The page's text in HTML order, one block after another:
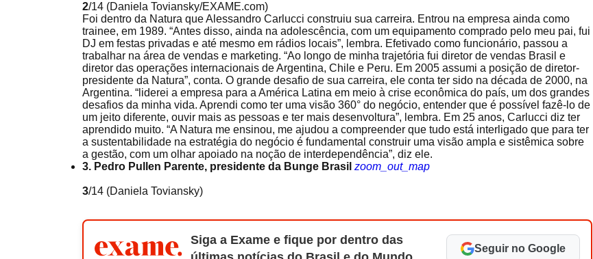
2/14 (Daniela Toviansky/EXAME.com)
Foi dentro da Natura que Alessandro Carlucci construiu sua carreira. Entrou na empresa ainda como
trainee, em 1989. “Antes disso, ainda na adolescência, com um equipamento comprado pelo meu pai, fui
DJ em festas privadas e até mesmo em rádios locais”, lembra. Efetivado como funcionário, passou a
trabalhar na área de vendas e marketing. “Ao longo de minha trajetória fui diretor de vendas Brasil e
diretor das operações internacionais de Argentina, Chile e Peru. Em 2005 assumi a posição de diretor-
presidente da Natura”, conta. O grande desafio de sua carreira, ele conta ter sido na década de 2000, na
Argentina. “liderei a empresa para a América Latina em meio à crise econômica do país, um dos grandes
desafios da minha vida. Aprendi como ter uma visão 360° do negócio, entender que é possível fazê-lo de
um jeito diferente, ouvir mais as pessoas e ter mais desenvoltura”, lembra. Em 25 anos, Carlucci diz ter
aprendido muito. “A Natura me ensinou, me ajudou a compreender que tudo está interligado que para ter
a sustentabilidade na estratégia do negócio é fundamental construir uma visão ampla e sistêmica sobre
a gestão, com um olhar apoiado na noção de interdependência”, diz ele.
3. Pedro Pullen Parente, presidente da Bunge Brasil zoom_out_map
3/14 (Daniela Toviansky)
Siga a Exame e fique por dentro das
Seguir no Google